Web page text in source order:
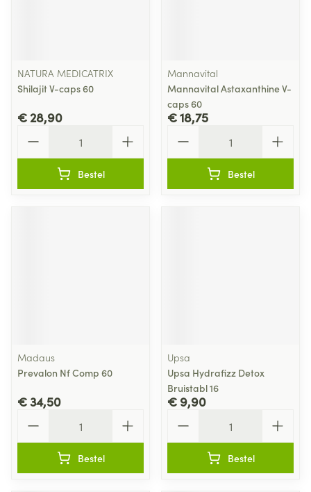
NATURA MEDICATRIX
Shilajit V-caps 60
€ 28,90
Bestel
Mannavital
Mannavital Astaxanthine V-
caps 60
€ 18,75
Bestel
Madaus
Prevalon Nf Comp 60
€ 34,50
Bestel
Upsa
Upsa Hydrafizz Detox
Bruistabl 16
€ 9,90
Bestel